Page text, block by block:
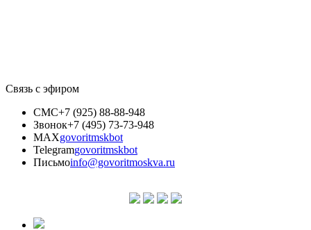
Связь с эфиром
СМС+7 (925) 88-88-948
Звонок+7 (495) 73-73-948
MAXgovoritmskbot
Telegramgovoritmskbot
Письмоinfo@govoritmoskva.ru